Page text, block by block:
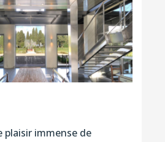
plaisir immense de